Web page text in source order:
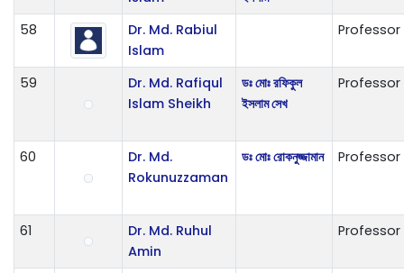
58
Dr. Md. Rabiul
Islam
Professor
59
Dr. Md. Rafiqul
Islam Sheikh
ডঃ মোঃ রফিকুল
ইসলাম সেখ
Professor
60
Dr. Md.
Rokunuzzaman
ডঃ মোঃ রোকনুজ্জামান Professor
61
Dr. Md. Ruhul
Amin
Professor